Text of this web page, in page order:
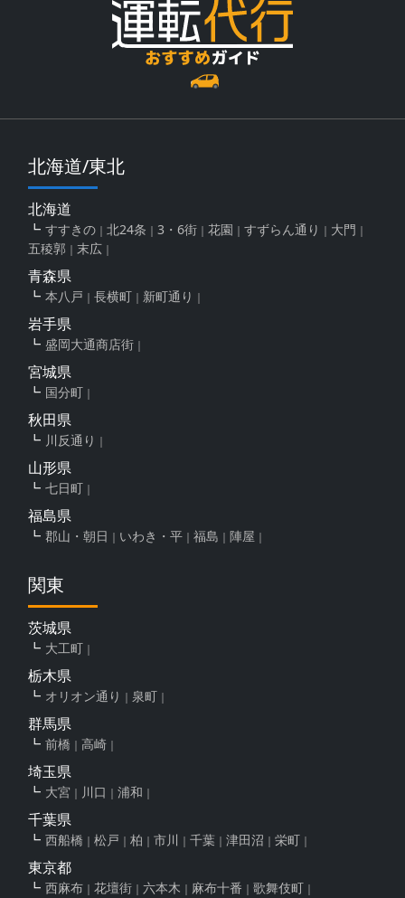
北海道/東北
北海道
すすきの 北24条 3・6街 花園 すずらん通り
大門
五稜郭
末広
青森県
本八戸 長横町 新町通り
岩手県
盛岡大通商店街
宮城県
国分町
秋田県
川反通り
山形県
七日町
福島県
郡山・朝日 いわき・平 福島 陣屋
関東
茨城県
大工町
栃木県
オリオン通り 泉町
群馬県
前橋 高崎
埼玉県
大宮 川口 浦和
千葉県
西船橋 松戸 柏 市川 千葉 津田沼 栄町
東京都
西麻布 花壇街 六本木 麻布十番 歌舞伎町